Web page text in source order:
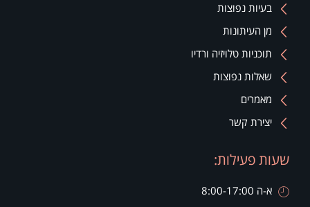
בעיות נפוצות
מן העיתונות
תוכניות טלויזיה ורדיו
שאלות נפוצות
מאמרים
יצירת קשר
שעות פעילות:
א-ה 8:00-17:00